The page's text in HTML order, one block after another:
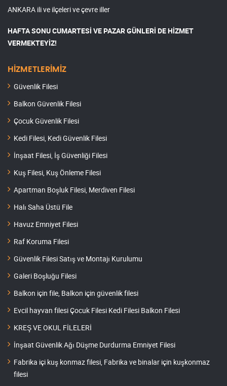
ANKARA ili ve ilçeleri ve çevre iller
HAFTA SONU CUMARTESİ VE PAZAR GÜNLERİ DE HİZMET
VERMEKTEYİZ!
HİZMETLERİMİZ
Güvenlik Filesi
Balkon Güvenlik Filesi
Çocuk Güvenlik Filesi
Kedi Filesi, Kedi Güvenlik Filesi
İnşaat Filesi, İş Güvenliği Filesi
Kuş Filesi, Kuş Önleme Filesi
Apartman Boşluk Filesi, Merdiven Filesi
Halı Saha Üstü File
Havuz Emniyet Filesi
Raf Koruma Filesi
Güvenlik Filesi Satış ve Montajı Kurulumu
Galeri Boşluğu Filesi
Balkon için file, Balkon için güvenlik filesi
Evcil hayvan filesi Çocuk Filesi Kedi Filesi Balkon Filesi
KREŞ VE OKUL FİLELERİ
İnşaat Güvenlik Ağı Düşme Durdurma Emniyet Filesi
Fabrika içi kuş konmaz filesi, Fabrika ve binalar için kuşkonmaz
filesi